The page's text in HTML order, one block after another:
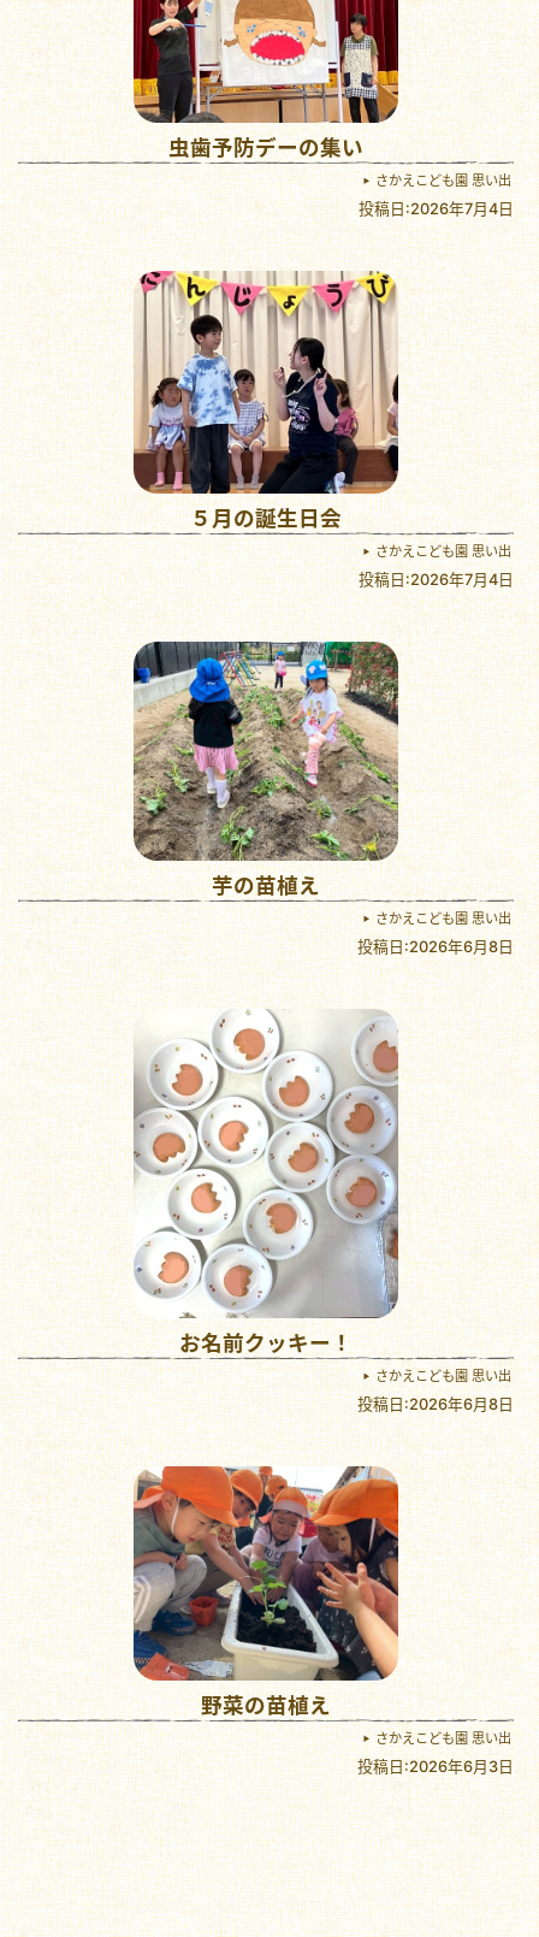
虫歯予防デーの集い
さかえこども園 思い出
投稿日:2026年7月4日
５月の誕生日会
さかえこども園 思い出
投稿日:2026年7月4日
芋の苗植え
さかえこども園 思い出
投稿日:2026年6月8日
お名前クッキー！
さかえこども園 思い出
投稿日:2026年6月8日
野菜の苗植え
さかえこども園 思い出
投稿日:2026年6月3日